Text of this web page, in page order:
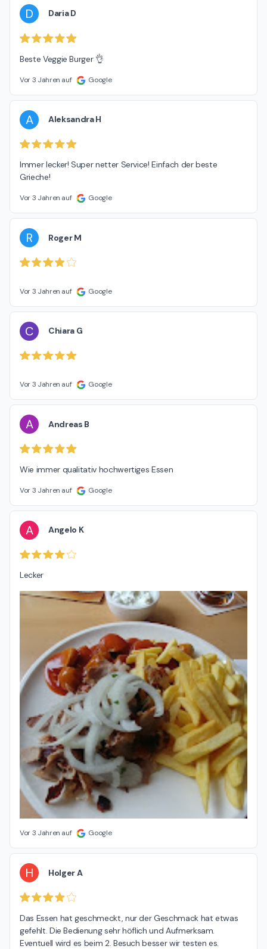
D Daria D
Beste Veggie Burger 👌
Vor 3 Jahren auf Google
A Aleksandra H
Immer lecker! Super netter Service! Einfach der beste
Grieche!
Vor 3 Jahren auf Google
R Roger M
Vor 3 Jahren auf Google
C Chiara G
Vor 3 Jahren auf Google
A Andreas B
Wie immer qualitativ hochwertiges Essen
Vor 3 Jahren auf Google
A Angelo K
Lecker
Vor 3 Jahren auf Google
H Holger A
Das Essen hat geschmeckt, nur der Geschmack hat etwas
gefehlt. Die Bedienung sehr höflich und Aufmerksam.
Eventuell wird es beim 2. Besuch besser wir testen es.